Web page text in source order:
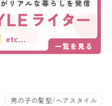
男の子の髪型/ヘアスタイル